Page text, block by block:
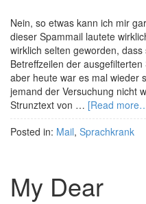
Nein, so etwas kann ich mir
dieser Spammail lautete
wirklich selten geworden,
Betreffzeilen der
aber heute war es mal wieder
jemand der Versuchung nicht
Strunztext von … [Read
Posted in: Mail, Sprachkrank
My Dear